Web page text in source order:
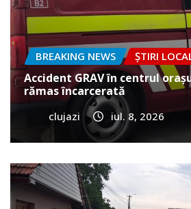
BREAKING NEWS ȘTIRI
Accident GRAV în centrul
rămas încarcerată
clujazi iul. 8, 2026